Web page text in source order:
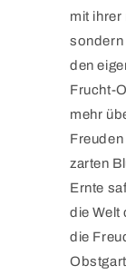
mit ihrer
sondern
den
Frucht-
mehr
zarten
Ernte
die Welt
die